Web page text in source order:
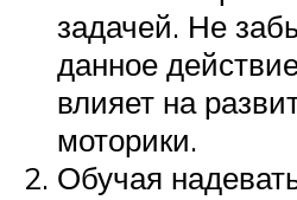
задачей. Не
данное
влияет на
моторики.
Обучая